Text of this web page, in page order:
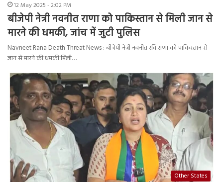
12 May 2025 - 2:02 PM
बीजेपी नेत्री नवनीत राणा को पाकिस्तान से मिली जान से
मारने की धमकी, जांच में जुटी पुलिस
Navneet Rana Death Threat News : बीजेपी नेत्री नवनीत रवि राणा को पाकिस्तान से
जान से मारने की धमकी मिली…
Other States